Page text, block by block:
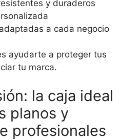
y duraderos
a cada negocio
ayudarte a proteger tus
tu marca.
la caja ideal
planos y
profesionales